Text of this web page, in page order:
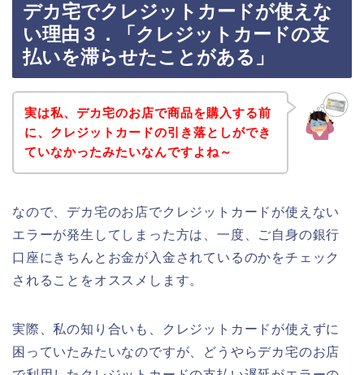
デカ宅でクレジットカードが使えな
い理由３．「クレジットカードの支
払いを滞らせたことがある」
実は私、デカ宅のお店で商品を購入する前
に、クレジットカードの引き落としができ
ていなかったみたいなんですよね～
なので、デカ宅のお店でクレジットカードが使えない
エラーが発生してしまった方は、一度、ご自身の銀行
口座にきちんとお金が入金されているのかをチェック
されることをオススメします。
実際、私の知り合いも、クレジットカードが使えずに
困っていたみたいなのですが、どうやらデカ宅のお店